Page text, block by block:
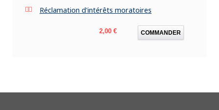
Réclamation d'intérêts moratoires
Prix
2,00 € COMMANDER